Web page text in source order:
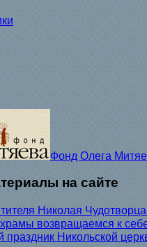
Фонд Олега
на сайте
Николая
возвращаемся к
праздник Никольской